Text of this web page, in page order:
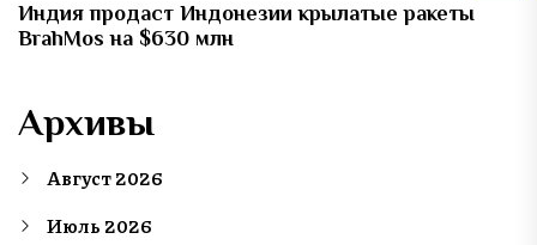
Индия продаст Индонезии крылатые ракеты
BrahMos на $630 млн
Архивы
Август 2026
Июль 2026